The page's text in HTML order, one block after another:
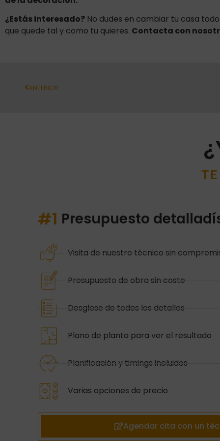
¿Estás interesado? No dudes en cambiar tu casa
que quede tal y como tu quieres. Contacta con
ANTERIOR
#1 Presupuesto
Visita de nuestro técnico sin
Presupuesto de obra sin coste
Desglose de todos los detalles
Plano de planta para ver el resultado
Planificación y timings incluidos
Varias opciones de precio
Agendar cita con un